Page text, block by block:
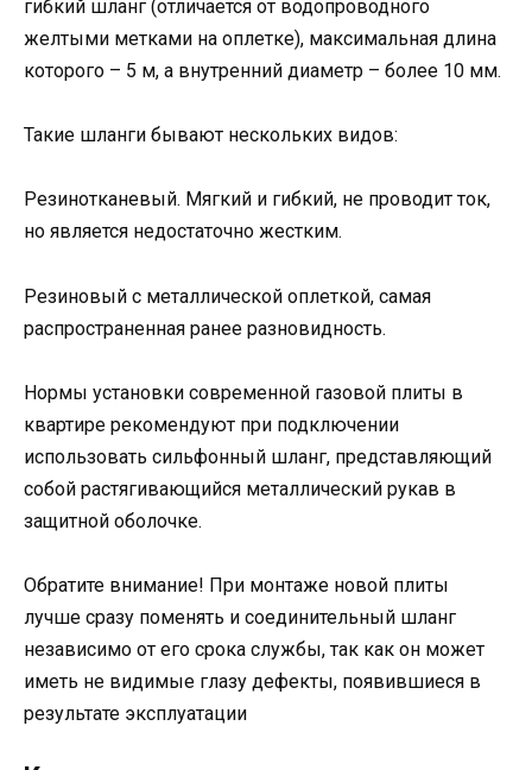
гибкий шланг (отличается от водопроводного
желтыми метками на оплетке), максимальная длина
которого – 5 м, а внутренний диаметр – более 10 мм.
Такие шланги бывают нескольких видов:
Резинотканевый. Мягкий и гибкий, не проводит ток,
но является недостаточно жестким.
Резиновый с металлической оплеткой, самая
распространенная ранее разновидность.
Нормы установки современной газовой плиты в
квартире рекомендуют при подключении
использовать сильфонный шланг, представляющий
собой растягивающийся металлический рукав в
защитной оболочке.
Обратите внимание! При монтаже новой плиты
лучше сразу поменять и соединительный шланг
независимо от его срока службы, так как он может
иметь не видимые глазу дефекты, появившиеся в
результате эксплуатации